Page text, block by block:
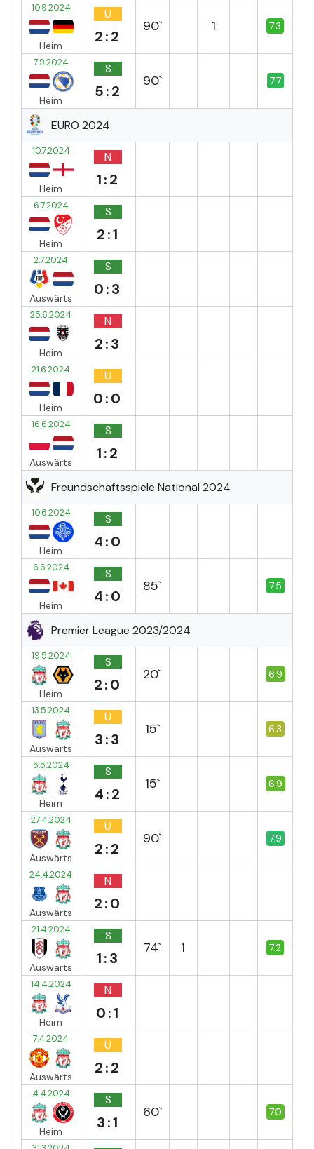
10.9.2024
Heim
U
2:2
90` 1 7.3
7.9.2024
Heim
S
5:2
90` 7.7
EURO 2024
10.7.2024
Heim
N
1:2
6.7.2024
Heim
S
2:1
2.7.2024
Auswärts
S
0:3
25.6.2024
Heim
N
2:3
21.6.2024
Heim
U
0:0
16.6.2024
Auswärts
S
1:2
Freundschaftsspiele National 2024
10.6.2024
Heim
S
4:0
6.6.2024
Heim
S
4:0
85` 7.5
Premier League 2023/2024
19.5.2024
Heim
S
2:0
20` 6.9
13.5.2024
Auswärts
U
3:3
15` 6.3
5.5.2024
Heim
S
4:2
15` 6.9
27.4.2024
Auswärts
U
2:2
90` 7.9
24.4.2024
Auswärts
N
2:0
21.4.2024
Auswärts
S
1:3
74` 1 7.2
14.4.2024
Heim
N
0:1
7.4.2024
Auswärts
U
2:2
4.4.2024
Heim
S
3:1
60` 7.0